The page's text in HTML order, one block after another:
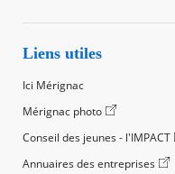
Liens utiles
Ici Mérignac
Mérignac photo
Conseil des jeunes - l'IMPACT
Annuaires des entreprises